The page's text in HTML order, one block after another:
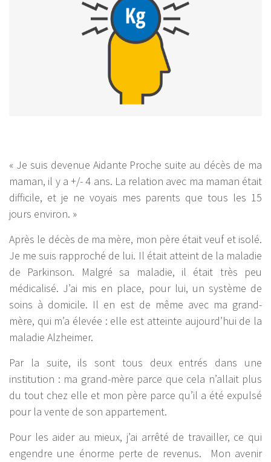
« Je suis devenue Aidante Proche suite au décès de ma
maman, il y a +/- 4 ans. La relation avec ma maman était
difficile, et je ne voyais mes parents que tous les 15
jours environ. »
Après le décès de ma mère, mon père était veuf et isolé.
Je me suis rapproché de lui. Il était atteint de la maladie
de Parkinson. Malgré sa maladie, il était très peu
médicalisé. J’ai mis en place, pour lui, un système de
soins à domicile. Il en est de même avec ma grand-
mère, qui m’a élevée : elle est atteinte aujourd’hui de la
maladie Alzheimer.
Par la suite, ils sont tous deux entrés dans une
institution : ma grand-mère parce que cela n’allait plus
du tout chez elle et mon père parce qu’il a été expulsé
pour la vente de son appartement.
Pour les aider au mieux, j’ai arrêté de travailler, ce qui
engendre une énorme perte de revenus. Mon avenir